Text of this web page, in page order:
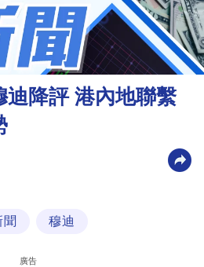
迪降評 港內地聯繫
聞 穆迪
廣告